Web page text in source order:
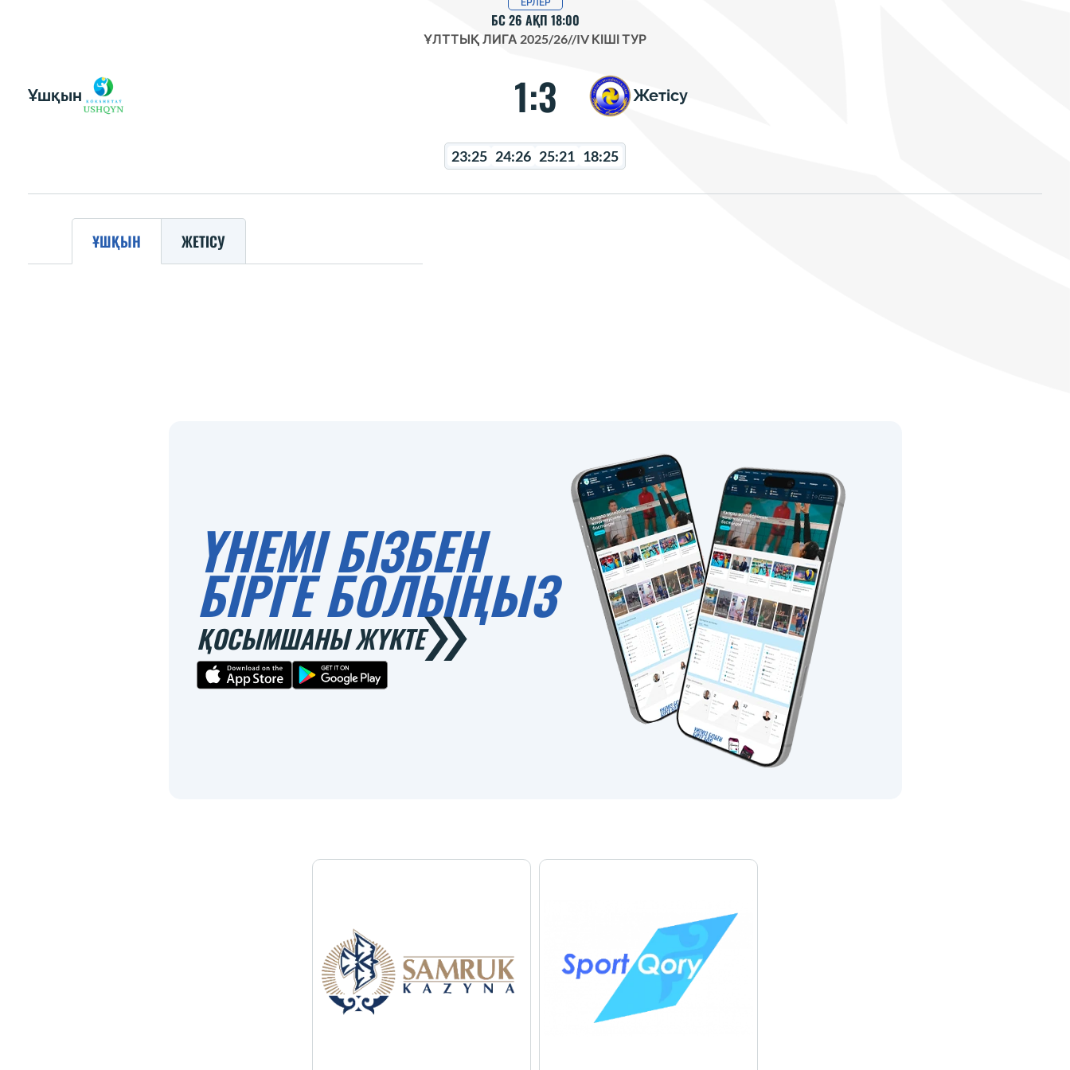
ЕРЛЕР
БС 26 АҚП 18:00
ҰЛТТЫҚ ЛИГА 2025/26//IV КІШІ ТУР
Ұшқын 1:3 Жетісу
23:25 24:26 25:21 18:25
ҰШҚЫН ЖЕТІСУ
ҮНЕМІ БІЗБЕН
БІРГЕ БОЛЫҢЫЗ
ҚОСЫМШАНЫ ЖҮКТЕ